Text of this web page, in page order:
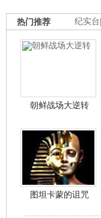
纪实台
热门推荐
朝鲜战场大逆转
图坦卡蒙的诅咒